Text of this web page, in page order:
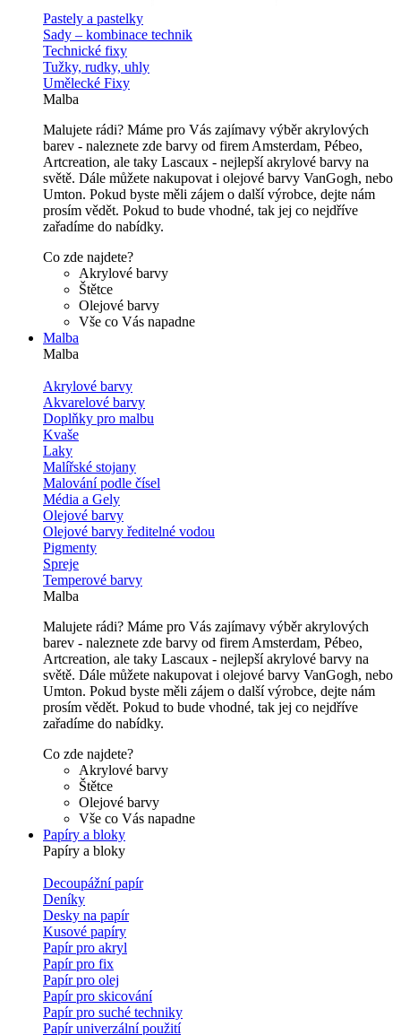
Pastely a pastelky
Sady – kombinace technik
Technické fixy
Tužky, rudky, uhly
Umělecké Fixy
Malba
Malujete rádi? Máme pro Vás zajímavy výběr akrylových
barev - naleznete zde barvy od firem Amsterdam, Pébeo,
Artcreation, ale taky Lascaux - nejlepší akrylové barvy na
světě. Dále můžete nakupovat i olejové barvy VanGogh, nebo
Umton. Pokud byste měli zájem o další výrobce, dejte nám
prosím vědět. Pokud to bude vhodné, tak jej co nejdříve
zařadíme do nabídky.
Co zde najdete?
Akrylové barvy
Štětce
Olejové barvy
Vše co Vás napadne
Malba
Malba
Akrylové barvy
Akvarelové barvy
Doplňky pro malbu
Kvaše
Laky
Malířské stojany
Malování podle čísel
Média a Gely
Olejové barvy
Olejové barvy ředitelné vodou
Pigmenty
Spreje
Temperové barvy
Malba
Malujete rádi? Máme pro Vás zajímavy výběr akrylových
barev - naleznete zde barvy od firem Amsterdam, Pébeo,
Artcreation, ale taky Lascaux - nejlepší akrylové barvy na
světě. Dále můžete nakupovat i olejové barvy VanGogh, nebo
Umton. Pokud byste měli zájem o další výrobce, dejte nám
prosím vědět. Pokud to bude vhodné, tak jej co nejdříve
zařadíme do nabídky.
Co zde najdete?
Akrylové barvy
Štětce
Olejové barvy
Vše co Vás napadne
Papíry a bloky
Papíry a bloky
Decoupážní papír
Deníky
Desky na papír
Kusové papíry
Papír pro akryl
Papír pro fix
Papír pro olej
Papír pro skicování
Papír pro suché techniky
Papír univerzální použití